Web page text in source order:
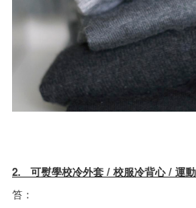
2. 可熨學校冷外套 / 校服冷背心 / 運
笞：